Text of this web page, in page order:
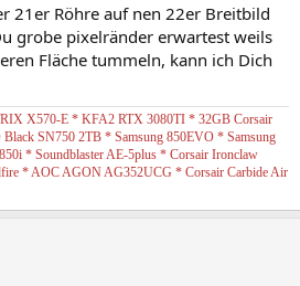
21er Röhre auf nen 22er Breitbild
grobe pixelränder erwartest weils
Fläche tummeln, kann ich Dich
X570-E * KFA2 RTX 3080TI * 32GB Corsair
SN750 2TB * Samsung 850EVO * Samsung
* Soundblaster AE-5plus * Corsair Ironclaw
* AOC AGON AG352UCG * Corsair Carbide Air